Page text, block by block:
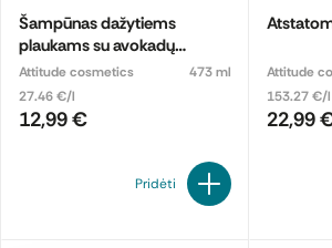
Šampūnas dažytiems
plaukams su avokadų
aliejumi ir granatais
Attitude cosmetics
473 ml
27.46 €/l
12,99 €
Pridėti
Attitude
153.27 €/l
22,99